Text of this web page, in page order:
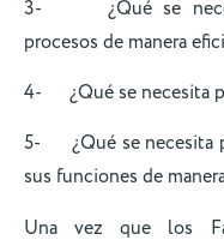
3- ¿Qué se
procesos de manera
4- ¿Qué se necesita
5- ¿Qué se necesita
sus funciones de
Una vez que los